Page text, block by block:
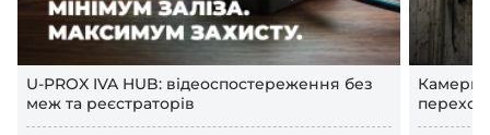
U-PROX IVA HUB: відеоспостереження без
меж та реєстраторів
Камери